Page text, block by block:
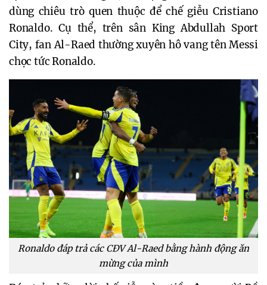
dùng chiêu trò quen thuộc để chế giễu Cristiano
Ronaldo. Cụ thể, trên sân King Abdullah Sport
City, fan Al-Raed thường xuyên hô vang tên Messi
chọc tức Ronaldo.
Ronaldo đáp trả các CĐV Al-Raed bằng hành động ăn
mừng của mình